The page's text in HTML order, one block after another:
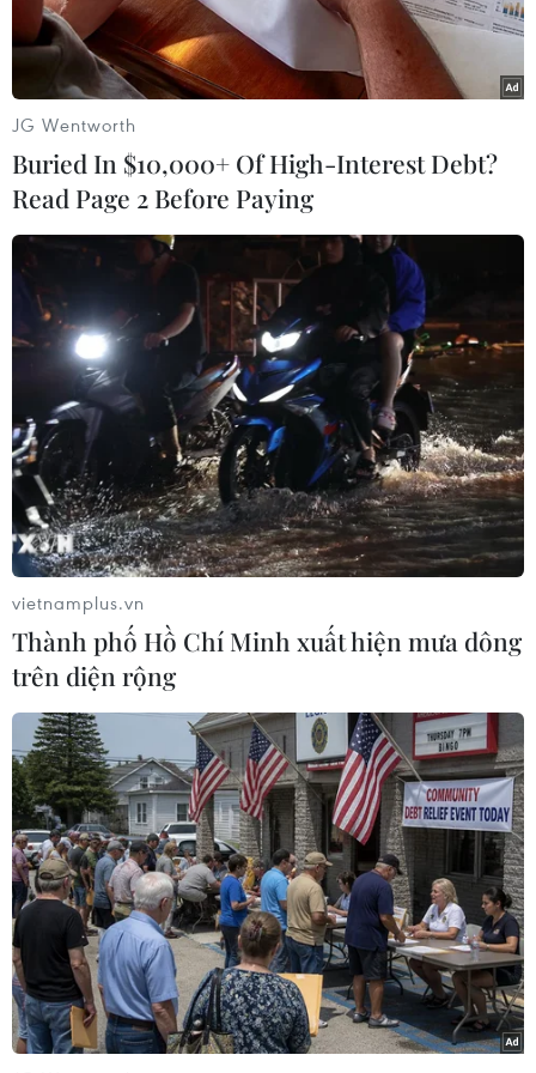
Ảnh minh họa. (Nguồn: TTXVN)
Trước thông tin một bác sỹ ở Bệnh viện quận 5
Thành phố Hồ Chí Minh đòi chi đủ tiền “hoa
hồng” từ việc kê thực phẩm chức năng vào đơn
thuốc cho bệnh nhân mà báo chí đã phản ánh,
Sở Y tế Thành phố Hồ Chí Minh đã có công văn
gửi Ủy ban nhân dân Thành phố Hồ Chí Minh,
Cục quản lý Khám, chữa bệnh báo cáo vụ việc.
Công văn của Sở Y tế Thành phố Hồ Chí Minh
nêu rõ, bác sỹ Âu Gia Thịnh, Phó Trưởng khoa
Liên chuyên khoa, Bệnh viện Quận 5 đã vi
phạm quy định về kê đơn thuốc cho bệnh nhân,
cụ thể là kê thực phẩm chức năng, có biểu hiện
lạm dụng nghề nghiệp để thu lợi trong quá
trình khám bệnh, chữa bệnh.
Bệnh viện Quận 5 cũng đã nghiêm túc xử lý kỷ
luật đối với bác sỹ Âu Gia Thịnh: hạ bậc thi đua
xuống bậc C trong 3 tháng, miễn nhiệm chức vụ
và điều chuyển công tác khác, không cho tham
gia kê đơn điều trị.
JG Wentworth
Buried In $10,000+ Of High-Interest Debt?
Read Page 2 Before Paying
vietnamplus.vn
Thành phố Hồ Chí Minh xuất hiện mưa dông
trên diện rộng